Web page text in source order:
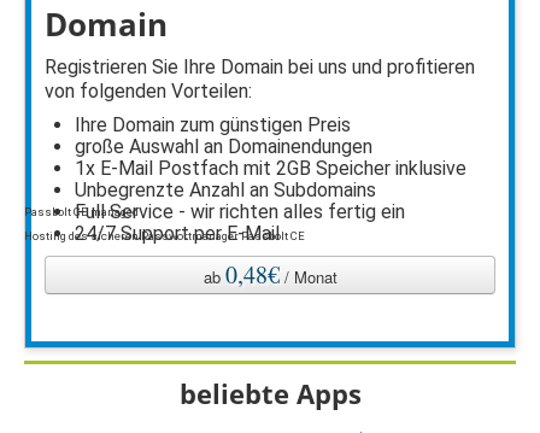
Passbolt CE managed
Hosting des sicheren Passwortmanager Passbolt CE
Domain
Registrieren Sie Ihre Domain bei uns und profitieren
von folgenden Vorteilen:
Ihre Domain zum günstigen Preis
große Auswahl an Domainendungen
1x E-Mail Postfach mit 2GB Speicher inklusive
Unbegrenzte Anzahl an Subdomains
Full Service - wir richten alles fertig ein
24/7 Support per E-Mail
ab 0,48€/ Monat
beliebte Apps